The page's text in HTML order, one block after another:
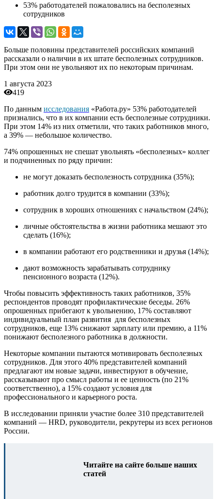
53% работодателей пожаловались на бесполезных
сотрудников
Больше половины представителей российских компаний
рассказали о наличии в их штате бесполезных сотрудников.
При этом они не увольняют их по некоторым причинам.
1 августа 2023
419
По данным исследования «Работа.ру» 53% работодателей
признались, что в их компании есть бесполезные сотрудники.
При этом 14% из них отметили, что таких работников много,
а 39% — небольшое количество.
74% опрошенных не спешат увольнять «бесполезных» коллег
и подчиненных по ряду причин:
не могут доказать бесполезность сотрудника (35%);
работник долго трудится в компании (33%);
сотрудник в хороших отношениях с начальством (24%);
личные обстоятельства в жизни работника мешают это
сделать (16%);
в компании работают его родственники и друзья (14%);
дают возможность зарабатывать сотруднику
пенсионного возраста (12%).
Чтобы повысить эффективность таких работников, 35%
респондентов проводят профилактические беседы. 26%
опрошенных прибегают к увольнению, 17% составляют
индивидуальный план развития для бесполезных
сотрудников, еще 13% снижают зарплату или премию, а 11%
понижают бесполезного работника в должности.
Некоторые компании пытаются мотивировать бесполезных
сотрудников. Для этого 40% представителей компаний
предлагают им новые задачи, инвестируют в обучение,
рассказывают про смысл работы и ее ценность (по 21%
соответственно), а 15% создают условия для
профессионального и карьерного роста.
В исследовании приняли участие более 310 представителей
компаний — HRD, руководители, рекрутеры из всех регионов
России.
Читайте на сайте больше наших
статей